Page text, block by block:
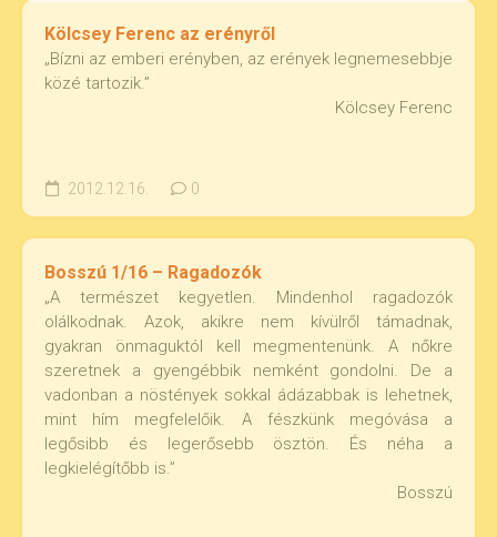
Kölcsey Ferenc az erényről
„Bízni az emberi erényben, az erények legnemesebbje
közé tartozik.”
Kölcsey Ferenc
2012.12.16. 0
Bosszú 1/16 – Ragadozók
„A természet kegyetlen. Mindenhol ragadozók
olálkodnak. Azok, akikre nem kívülről támadnak,
gyakran önmaguktól kell megmentenünk. A nőkre
szeretnek a gyengébbik nemként gondolni. De a
vadonban a nöstények sokkal ádázabbak is lehetnek,
mint hím megfelelőik. A fészkünk megóvása a
legősibb és legerősebb ösztön. És néha a
legkielégítőbb is.”
Bosszú